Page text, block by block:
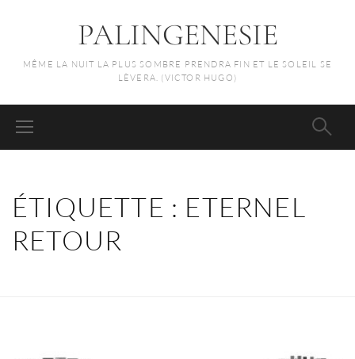
PALINGENESIE
MÊME LA NUIT LA PLUS SOMBRE PRENDRA FIN ET LE SOLEIL SE
LÈVERA. (VICTOR HUGO)
ÉTIQUETTE : ETERNEL
RETOUR